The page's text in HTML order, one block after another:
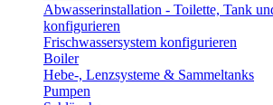
Abwasserinstallation - Toilette, Tank
konfigurieren
Frischwassersystem konfigurieren
Boiler
Hebe-, Lenzsysteme & Sammeltanks
Pumpen